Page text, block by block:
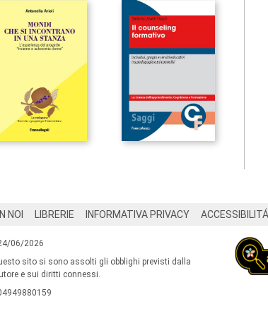
NOI LIBRERIE INFORMATIVA PRIVACY ACCESSIBILITÁ
06/2026
sito si sono assolti gli obblighi previsti dalla
e sui diritti connessi.